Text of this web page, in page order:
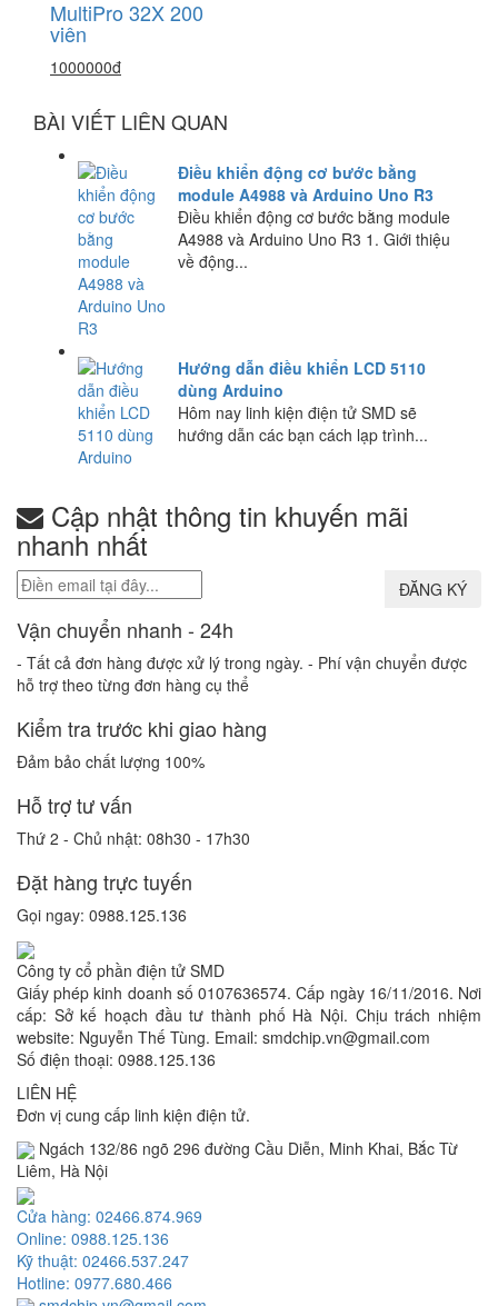
MultiPro 32X 200
viên
1000000đ
BÀI VIẾT LIÊN QUAN
Điều khiển động cơ bước bằng
module A4988 và Arduino Uno R3
Điều khiển động cơ bước bằng module
A4988 và Arduino Uno R3 1. Giới thiệu
về động...
Hướng dẫn điều khiển LCD 5110
dùng Arduino
Hôm nay linh kiện điện tử SMD sẽ
hướng dẫn các bạn cách lạp trình...
Cập nhật thông tin khuyến mãi
nhanh nhất
Vận chuyển nhanh - 24h
- Tất cả đơn hàng được xử lý trong ngày. - Phí vận chuyển được
hỗ trợ theo từng đơn hàng cụ thể
Kiểm tra trước khi giao hàng
Đảm bảo chất lượng 100%
Hỗ trợ tư vấn
Thứ 2 - Chủ nhật: 08h30 - 17h30
Đặt hàng trực tuyến
Gọi ngay: 0988.125.136
Công ty cổ phần điện tử SMD
Giấy phép kinh doanh số 0107636574. Cấp ngày 16/11/2016. Nơi
cấp: Sở kế hoạch đầu tư thành phố Hà Nội. Chịu trách nhiệm
website: Nguyễn Thế Tùng. Email: smdchip.vn@gmail.com
Số điện thoại: 0988.125.136
LIÊN HỆ
Đơn vị cung cấp linh kiện điện tử.
Ngách 132/86 ngõ 296 đường Cầu Diễn, Minh Khai, Bắc Từ
Liêm, Hà Nội
Cửa hàng: 02466.874.969
Online: 0988.125.136
Kỹ thuật: 02466.537.247
Hotline: 0977.680.466